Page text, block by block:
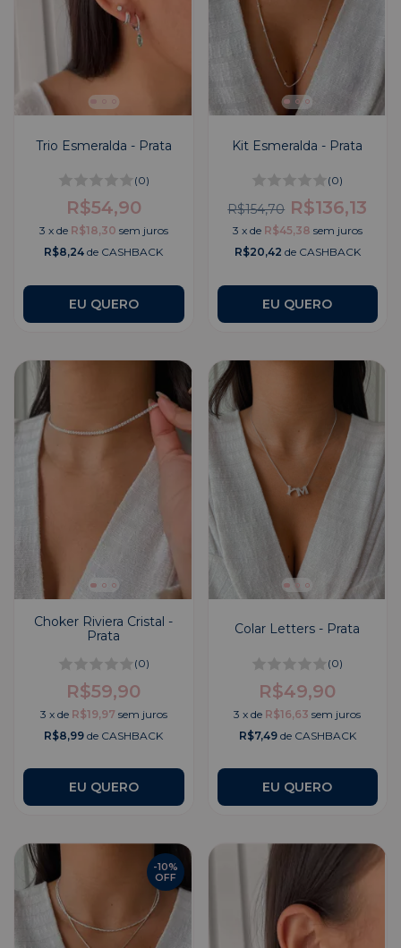
Trio Esmeralda - Prata
(0)
R$54,90
3 x de R$18,30 sem juros
R$8,24 de CASHBACK
Kit Esmeralda - Prata
(0)
R$154,70 R$136,13
3 x de R$45,38 sem juros
R$20,42 de CASHBACK
EU QUERO
Choker Riviera Cristal -
Prata
(0)
R$59,90
3 x de R$19,97 sem juros
R$8,99 de CASHBACK
Colar Letters - Prata
(0)
R$49,90
3 xde R$16,63 sem juros
R$7,49de CASHBACK
EU QUERO
-10%
OFF